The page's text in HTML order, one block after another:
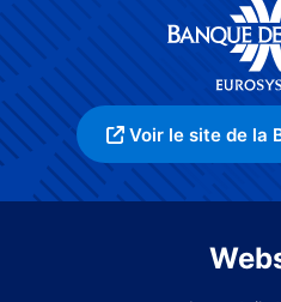
Voir le site de la